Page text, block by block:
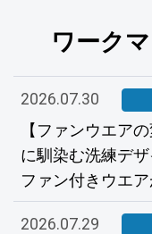
ワーク
2026.07.30
【ファンウエア
に馴染む洗練デ
ファン付きウエ
2026.07.29